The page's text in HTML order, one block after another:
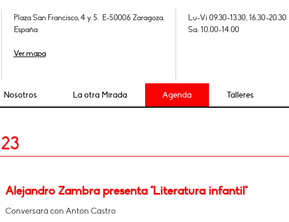
Plaza San Francisco, 4 y 5. E-50006 Zaragoza,
España
Ver mapa
Lu-Vi 09.30-13.30, 16.30-20.30
Sa: 10.00-14.00
Nosotros La otra Mirada Agenda Talleres
Alejandro Zambra presenta "Literatura infantil"
Conversará con Antón Castro